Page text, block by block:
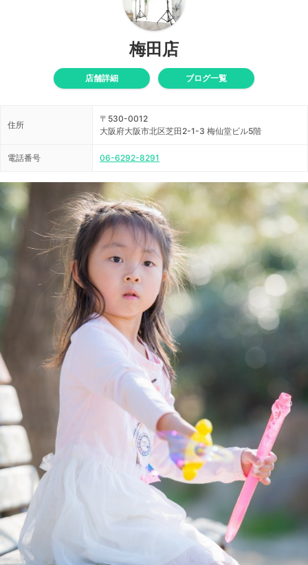
梅田店
店舗詳細 ブログ一覧
住所
〒530-0012
大阪府大阪市北区芝田2-1-3 梅仙堂ビル5階
電話番号 06-6292-8291